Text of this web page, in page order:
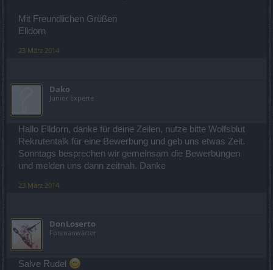
Mit Freundlichen Grüßen
Elldorn
23 März 2014
Dako
Junior Experte
Hallo Elldorn, danke für deine Zeilen, nutze bitte Wolfsblut
Rekrutentalk für eine Bewerbung und geb uns etwas Zeit.
Sonntags besprechen wir gemeinsam die Bewerbungen
und melden uns dann zeitnah. Danke
23 März 2014
DonLoserto
Forenanwärter
Salve Rudel